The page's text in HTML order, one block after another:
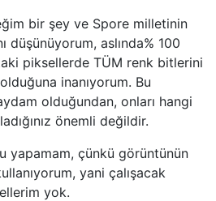
bir şey ve Spore milletinin
düşünüyorum, aslında% 100
piksellerde TÜM renk bitlerini
inanıyorum. Bu
olduğundan, onları hangi
önemli değildir.
yapamam, çünkü görüntünün
yani çalışacak
yok.